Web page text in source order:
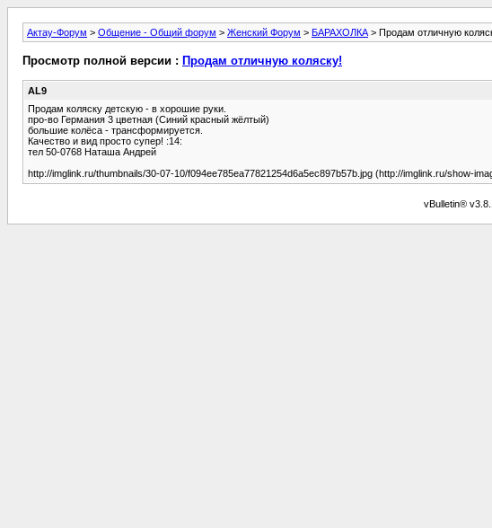
Актау-Форум > Общение - Общий форум > Женский Форум > БАРАХОЛКА > Продам отличную
Просмотр полной версии : Продам отличную коляску!
AL9
Продам коляску детскую - в хорошие руки.
про-во Германия 3 цветная (Синий красный жёлтый)
большие колёса - трансформируется.
Качество и вид просто супер! :14:
тел 50-0768 Наташа Андрей
http://imglink.ru/thumbnails/30-07-10/f094ee785ea77821254d6a5ec897b57b.jpg (http://imglink.ru/show-
vBulletin®